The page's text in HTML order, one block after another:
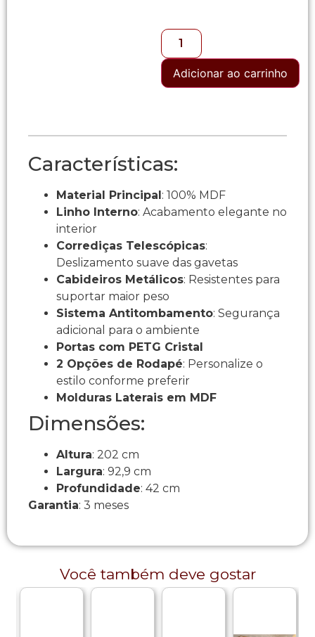
Adicionar ao carrinho
Características:
Material Principal : 100% MDF
Linho Interno: Acabamento elegante no
interior
Corrediças Telescópicas:
Deslizamento suave das gavetas
Cabideiros Metálicos: Resistentes para
suportar maior peso
Sistema Antitombamento: Segurança
adicional para o ambiente
Portas com PETG Cristal
2 Opções de Rodapé: Personalize o
estilo conforme preferir
Molduras Laterais em MDF
Dimensões:
Altura: 202 cm
Largura: 92,9 cm
Profundidade: 42 cm
Garantia: 3 meses
Você também deve gostar